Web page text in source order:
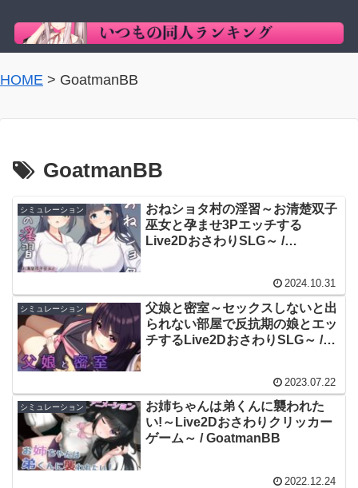
HOME > GoatmanBB
GoatmanBB
シミュレーション
おねショタ村の淫習～お清楚双子
巫女と孕ませ3Pエッチする
Live2DおさわりSLG～ /
2024.10.31
シミュレーション
父娘と密室～セックスしないと出
られない部屋で反抗期の娘とエッ
チするLive2DおさわりSLG～ /
2023.07.22
シミュレーション
お姉ちゃんは弟くんに襲われた
い!～Live2Dおさわりクリッカー
ゲーム～ / GoatmanBB
2022.12.24